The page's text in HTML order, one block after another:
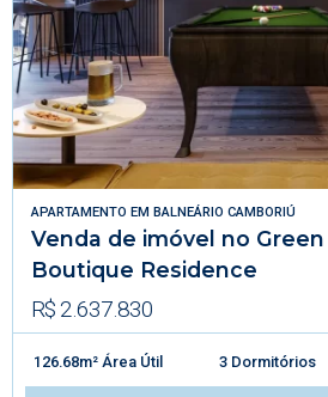
APARTAMENTO EM BALNEÁRIO CAMBORIÚ
Venda de imóvel no
Boutique Residence
R$ 2.637.830
126.68m² Área Útil 3 Dormitórios